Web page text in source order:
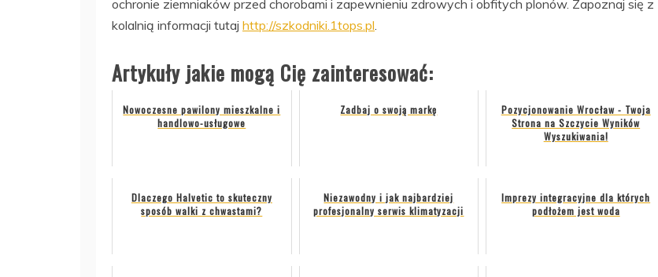
ochronie ziemniaków przed chorobami i zapewnieniu zdrowych i obfitych plonów. Zapoznaj się z
kolalnią informacji tutaj http://szkodniki.1tops.pl
Artykuły jakie mogą Cię zainteresować:
Nowoczesne pawilony mieszkalne i
handlowo-usługowe
Zadbaj o swoją markę
Pozycjonowanie Wrocław - Twoja
Strona na Szczycie Wyników
Wyszukiwania!
Dlaczego Halvetic to skuteczny
sposób walki z chwastami?
Niezawodny i jak najbardziej
profesjonalny serwis klimatyzacji
Imprezy integracyjne dla których
podłożem jest woda